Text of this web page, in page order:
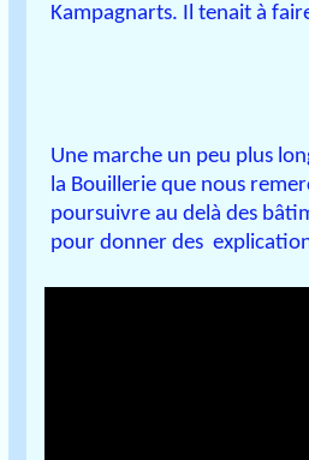
Kampagnarts. Il tenait à
Une marche un peu plus
la Bouillerie que nous
poursuivre au delà des
pour donner des